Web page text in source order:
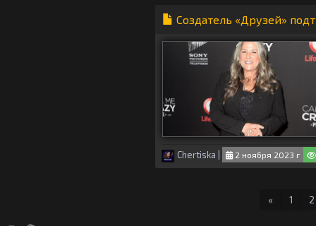
Создатель «Друзей»
Chertiska 2 ноября 2023 г
« Первая
1 2